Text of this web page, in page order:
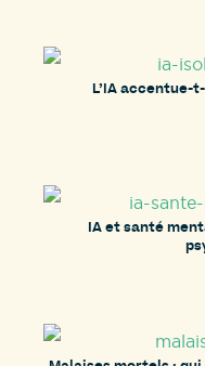
L’IA accentue-
IA et santé